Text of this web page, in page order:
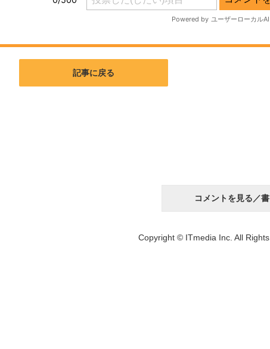
記事に戻る
コメントを見る／書
Copyright © ITmedia Inc. All Rights